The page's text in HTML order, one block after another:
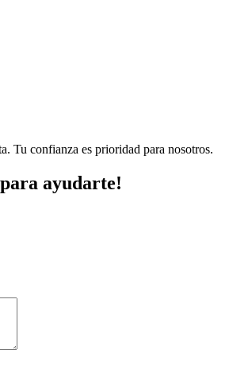
Tu confianza es prioridad para nosotros.
ayudarte!